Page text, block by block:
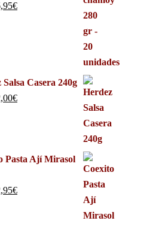
€
Salsa Casera 240g
€
Pasta Ají Mirasol
€